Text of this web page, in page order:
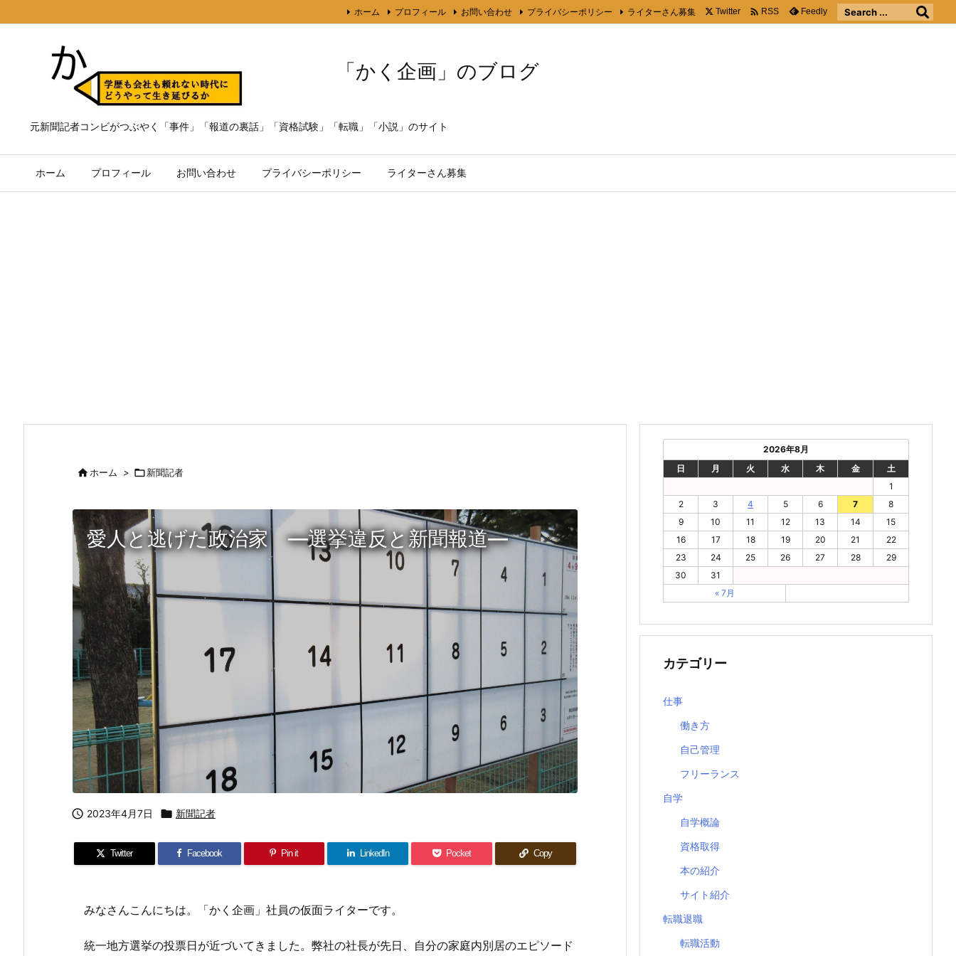
「かく企画」のブログ
元新聞記者コンビがつぶやく「事件」「報道の裏話」「資格試験」「転職」「小説」のサイト
ホーム プロフィール お問い合わせ プライバシーポリシー ライターさん募集
ホーム プロフィール お問い合わせ プライバシーポリシー ライターさん募集 Twitter  RSS Feedly
ホーム > 新聞記者
愛人と逃げた政治家 ―選挙違反と新聞報道―
 2023年4月7日  新聞記者
Twitter Facebook Pin it LinkedIn Pocket Copy
みなさんこんにちは。「かく企画」社員の仮面ライターです。
統一地方選挙の投票日が近づいてきました。弊社の社長が先日、自分の家庭内別居のエピソード
2026年8月
日
月 火 水 木 金
土
1
2
3 4 5 6 7
8
9
10 11 12 13 14
15
16
17 18 19 20 21
22
23
24 25 26 27 28
29
30
31
« 7月
カテゴリー
仕事
働き方
自己管理
フリーランス
自学
自学概論
資格取得
本の紹介
サイト紹介
転職退職
転職活動